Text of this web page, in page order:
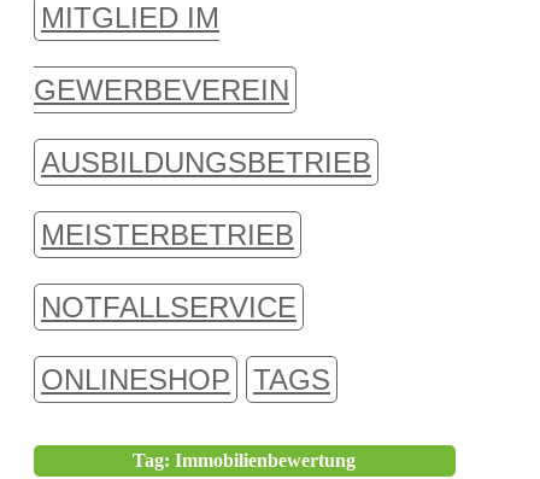
MITGLIED IM
GEWERBEVEREIN
AUSBILDUNGSBETRIEB
MEISTERBETRIEB
NOTFALLSERVICE
ONLINESHOP TAGS
Tag: Immobilienbewertung